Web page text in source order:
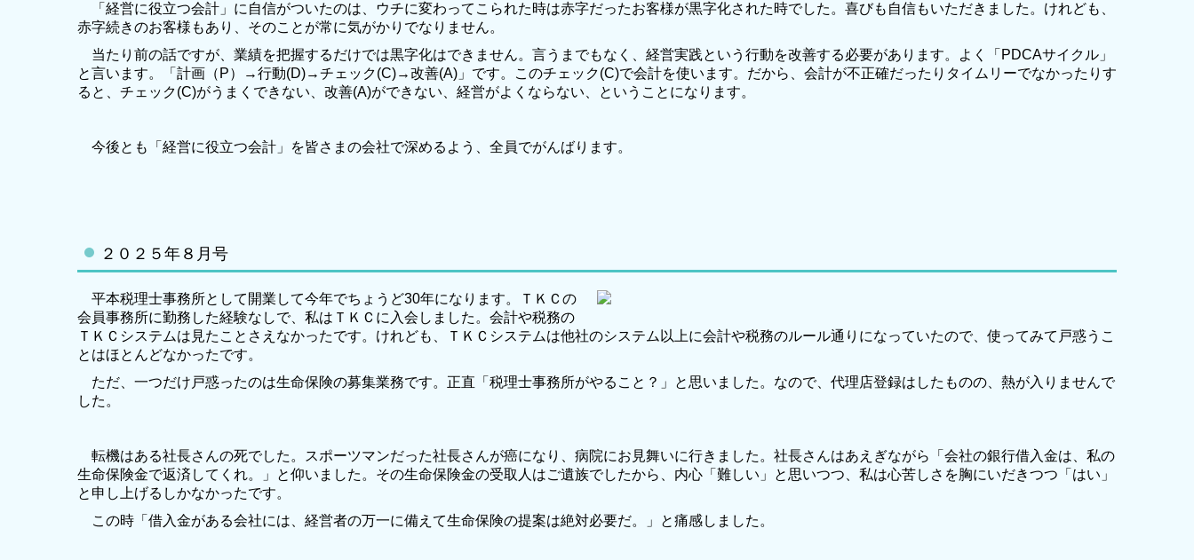
「経営に役立つ会計」に自信がついたのは、ウチに変わってこられた時は赤字だったお客様が黒字化された時でした。喜びも自信もいただきました。けれども、
赤字続きのお客様もあり、そのことが常に気がかりでなりません。
当たり前の話ですが、業績を把握するだけでは黒字化はできません。言うまでもなく、経営実践という行動を改善する必要があります。よく「PDCAサイクル」
と言います。「計画（P）→行動(D)→チェック(C)→改善(A)」です。このチェック(C)で会計を使います。だから、会計が不正確だったりタイムリーでなかったりす
ると、チェック(C)がうまくできない、改善(A)ができない、経営がよくならない、ということになります。
今後とも「経営に役立つ会計」を皆さまの会社で深めるよう、全員でがんばります。
２０２５年８月号
平本税理士事務所として開業して今年でちょうど30年になります。ＴＫＣの
会員事務所に勤務した経験なしで、私はＴＫＣに入会しました。会計や税務の
ＴＫＣシステムは見たことさえなかったです。けれども、ＴＫＣシステムは他社のシステム以上に会計や税務のルール通りになっていたので、使ってみて戸惑うこ
とはほとんどなかったです。
ただ、一つだけ戸惑ったのは生命保険の募集業務です。正直「税理士事務所がやること？」と思いました。なので、代理店登録はしたものの、熱が入りませんで
した。
転機はある社長さんの死でした。スポーツマンだった社長さんが癌になり、病院にお見舞いに行きました。社長さんはあえぎながら「会社の銀行借入金は、私の
生命保険金で返済してくれ。」と仰いました。その生命保険金の受取人はご遺族でしたから、内心「難しい」と思いつつ、私は心苦しさを胸にいだきつつ「はい」
と申し上げるしかなかったです。
この時「借入金がある会社には、経営者の万一に備えて生命保険の提案は絶対必要だ。」と痛感しました。